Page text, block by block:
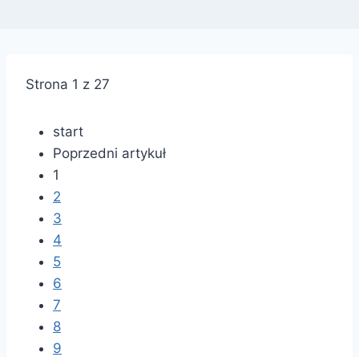
Strona 1 z 27
start
Poprzedni artykuł
1
2
3
4
5
6
7
8
9